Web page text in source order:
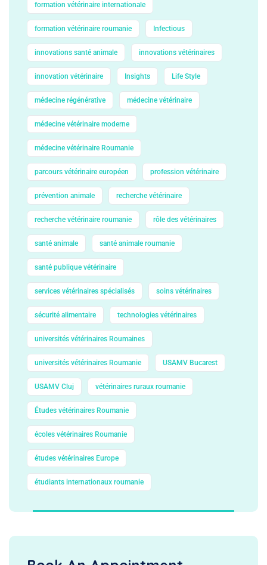
formation vétérinaire internationale
formation vétérinaire roumanie Infectious
innovations santé animale innovations vétérinaires
innovation vétérinaire Insights Life Style
médecine régénérative médecine vétérinaire
médecine vétérinaire moderne
médecine vétérinaire Roumanie
parcours vétérinaire européen profession vétérinaire
prévention animale recherche vétérinaire
recherche vétérinaire roumanie rôle des vétérinaires
santé animale santé animale roumanie
santé publique vétérinaire
services vétérinaires spécialisés soins vétérinaires
sécurité alimentaire technologies vétérinaires
universités vétérinaires Roumaines
universités vétérinaires Roumanie USAMV Bucarest
USAMV Cluj vétérinaires ruraux roumanie
Études vétérinaires Roumanie
écoles vétérinaires Roumanie
études vétérinaires Europe
étudiants internationaux roumanie